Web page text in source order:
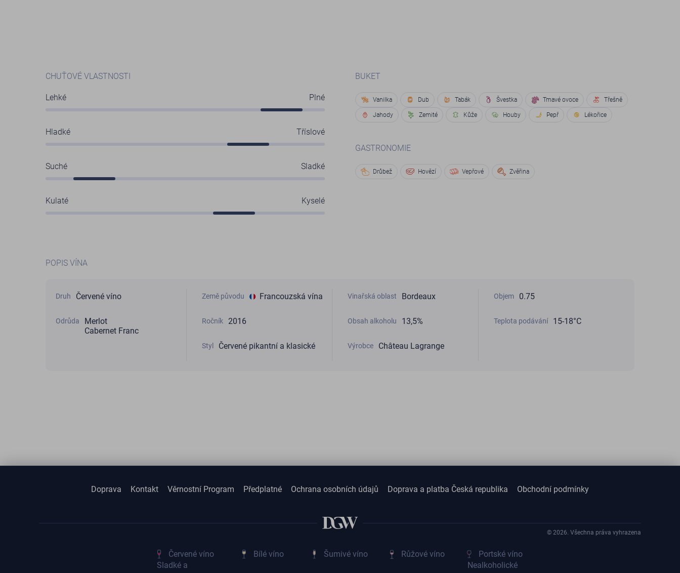
BUKET
Vanilka Dub Tabák Švestka Tmavé ovoce Třešně
Jahody Zemité Kůže Houby Pepř Lékořice
GASTRONOMIE
Drůbež Hovězí Vepřové Zvěřina
CHUŤOVÉ VLASTNOSTI
Lehké Plné
Hladké Tříslové
Suché Sladké
Kulaté Kyselé
POPIS VÍNA
Druh Červené víno
Odrůda
Merlot
Cabernet Franc
Země původu Francouzská vína
Ročník 2016
Styl Červené pikantní a klasické
Vinařská oblast Bordeaux
Obsah alkoholu 13,5%
Výrobce Château Lagrange
Objem 0.75
Teplota podávání 15-18°С
Doprava Kontakt Věrnostní Program Předplatné Ochrana osobních údajů Doprava a platba Česká republika Obchodní podmínky
© 2026. Všechna práva vyhrazena
Červené víno Bílé víno Šumivé víno Růžové víno
Portské víno
Sladké a
Nealkoholické